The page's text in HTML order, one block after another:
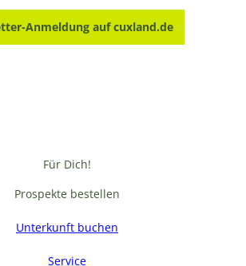
Anmeldung auf cuxland.de
Für Dich!
Prospekte bestellen
Unterkunft buchen
Service